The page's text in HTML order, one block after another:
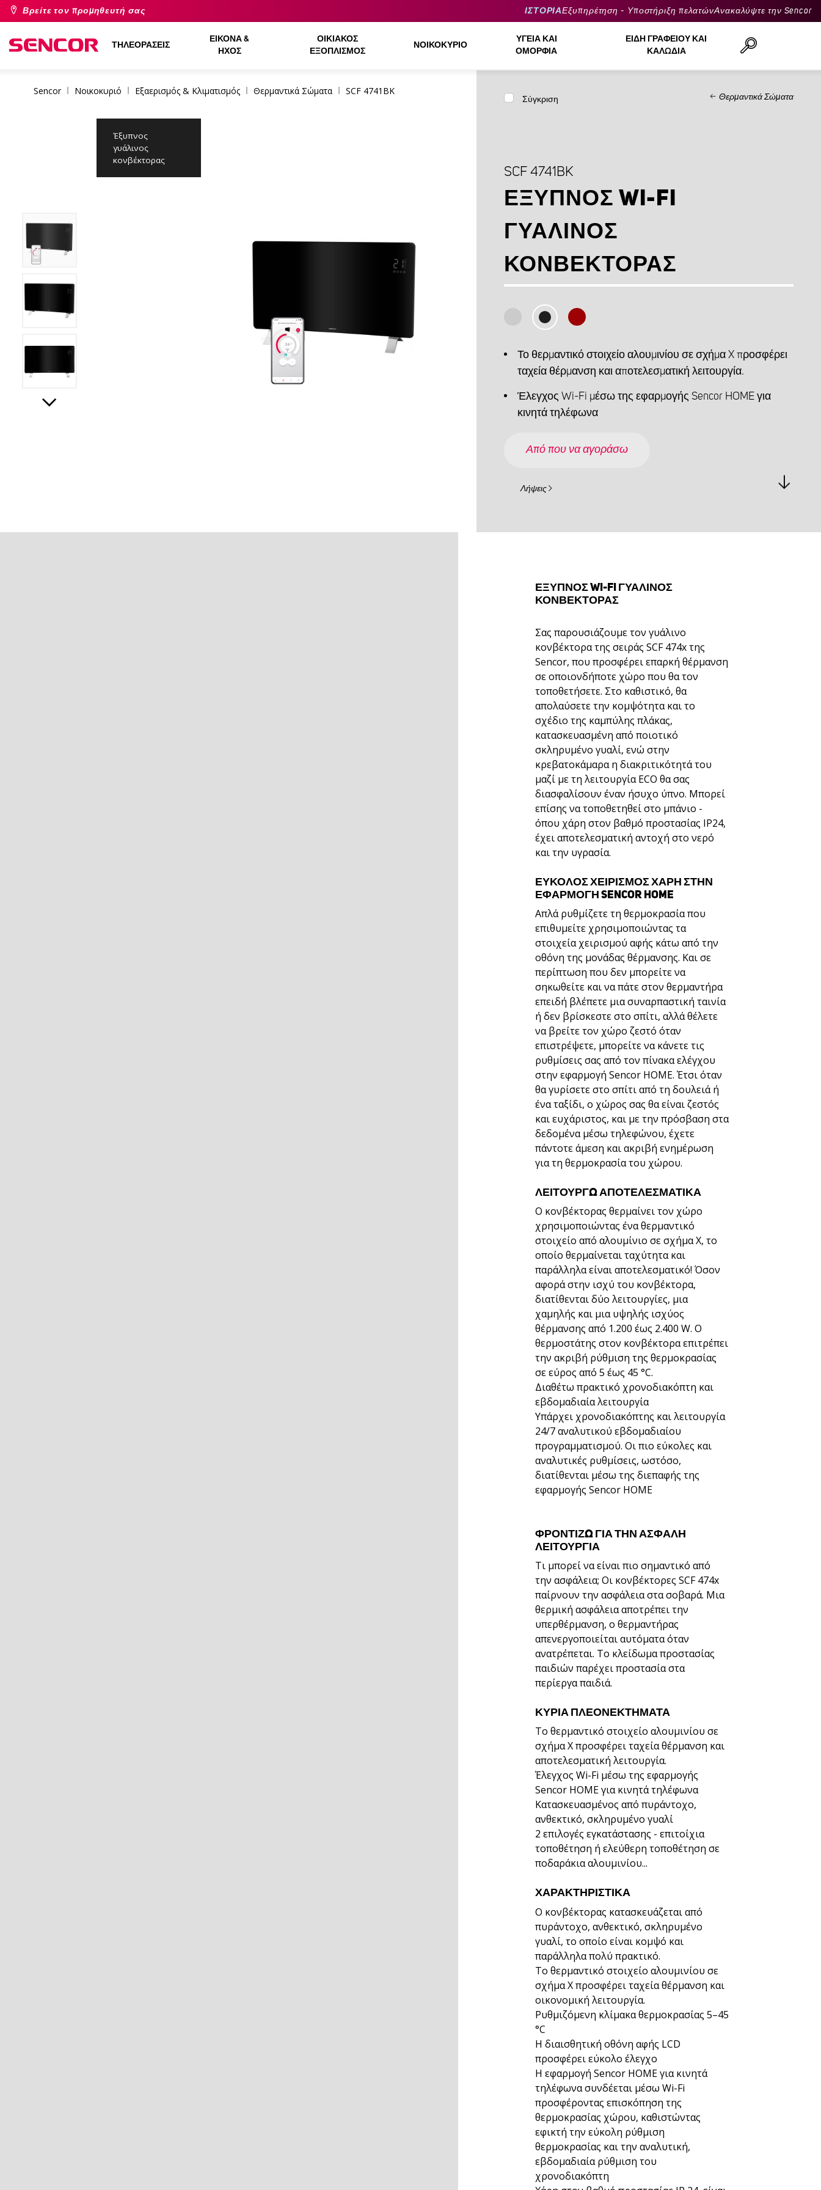
Βρείτε τον προμηθευτή σας ΙΣΤΟΡΙΑΕξυπηρέτηση - Υποστήριξη πελατώνΑνακαλύψτε την Sencor
ΤΗΛΕΟΡΆΣΕΙΣ
ΕΙΚΌΝΑ &
ΉΧΟΣ
ΟΙΚΙΑΚΌΣ
ΕΞΟΠΛΙΣΜΌΣ
ΝΟΙΚΟΚΥΡΙΌ
ΥΓΕΊΑ ΚΑΙ
ΟΜΟΡΦΙΆ
ΕΊΔΗ ΓΡΑΦΕΊΟΥ ΚΑΙ
ΚΑΛΏΔΙΑ
Sencor Νοικοκυριό Εξαερισμός & Κλιματισμός Θερμαντικά Σώματα SCF 4741BK
Έξυπνος
γυάλινος
κονβέκτορας
Σύγκριση Θερμαντικά Σώματα
SCF 4741BK
ΈΞΥΠΝΟΣ WI-FI
ΓΥΆΛΙΝΟΣ
ΚΟΝΒΈΚΤΟΡΑΣ
Το θερμαντικό στοιχείο αλουμινίου σε σχήμα X προσφέρει
ταχεία θέρμανση και αποτελεσματική λειτουργία.
Έλεγχος Wi-Fi μέσω της εφαρμογής Sencor HOME για
κινητά τηλέφωνα
Από που να αγοράσω
Λήψεις
ΈΞΥΠΝΟΣ WI-FI ΓΥΆΛΙΝΟΣ
ΚΟΝΒΈΚΤΟΡΑΣ
Σας παρουσιάζουμε τον γυάλινο
κονβέκτορα της σειράς SCF 474x της
Sencor, που προσφέρει επαρκή θέρμανση
σε οποιονδήποτε χώρο που θα τον
τοποθετήσετε. Στο καθιστικό, θα
απολαύσετε την κομψότητα και το
σχέδιο της καμπύλης πλάκας,
κατασκευασμένη από ποιοτικό
σκληρυμένο γυαλί, ενώ στην
κρεβατοκάμαρα η διακριτικότητά του
μαζί με τη λειτουργία ECO θα σας
διασφαλίσουν έναν ήσυχο ύπνο. Μπορεί
επίσης να τοποθετηθεί στο μπάνιο -
όπου χάρη στον βαθμό προστασίας IP24,
έχει αποτελεσματική αντοχή στο νερό
και την υγρασία.
ΕΎΚΟΛΟΣ ΧΕΙΡΙΣΜΌΣ ΧΆΡΗ ΣΤΗΝ
ΕΦΑΡΜΟΓΉ SENCOR HOME
Απλά ρυθμίζετε τη θερμοκρασία που
επιθυμείτε χρησιμοποιώντας τα
στοιχεία χειρισμού αφής κάτω από την
οθόνη της μονάδας θέρμανσης. Και σε
περίπτωση που δεν μπορείτε να
σηκωθείτε και να πάτε στον θερμαντήρα
επειδή βλέπετε μια συναρπαστική ταινία
ή δεν βρίσκεστε στο σπίτι, αλλά θέλετε
να βρείτε τον χώρο ζεστό όταν
επιστρέψετε, μπορείτε να κάνετε τις
ρυθμίσεις σας από τον πίνακα ελέγχου
στην εφαρμογή Sencor HOME. Έτσι όταν
θα γυρίσετε στο σπίτι από τη δουλειά ή
ένα ταξίδι, ο χώρος σας θα είναι ζεστός
και ευχάριστος, και με την πρόσβαση στα
δεδομένα μέσω τηλεφώνου, έχετε
πάντοτε άμεση και ακριβή ενημέρωση
για τη θερμοκρασία του χώρου.
ΛΕΙΤΟΥΡΓΏ ΑΠΟΤΕΛΕΣΜΑΤΙΚΆ
Ο κονβέκτορας θερμαίνει τον χώρο
χρησιμοποιώντας ένα θερμαντικό
στοιχείο από αλουμίνιο σε σχήμα X, το
οποίο θερμαίνεται ταχύτητα και
παράλληλα είναι αποτελεσματικό! Όσον
αφορά στην ισχύ του κονβέκτορα,
διατίθενται δύο λειτουργίες, μια
χαμηλής και μια υψηλής ισχύος
θέρμανσης από 1.200 έως 2.400 W. Ο
θερμοστάτης στον κονβέκτορα επιτρέπει
την ακριβή ρύθμιση της θερμοκρασίας
σε εύρος από 5 έως 45 °C.
Διαθέτω πρακτικό χρονοδιακόπτη και
εβδομαδιαία λειτουργία
Υπάρχει χρονοδιακόπτης και λειτουργία
24/7 αναλυτικού εβδομαδιαίου
προγραμματισμού. Οι πιο εύκολες και
αναλυτικές ρυθμίσεις, ωστόσο,
διατίθενται μέσω της διεπαφής της
εφαρμογής Sencor HOME
ΦΡΟΝΤΊΖΩ ΓΙΑ ΤΗΝ ΑΣΦΑΛΉ
ΛΕΙΤΟΥΡΓΊΑ
Τι μπορεί να είναι πιο σημαντικό από
την ασφάλεια; Οι κονβέκτορες SCF 474x
παίρνουν την ασφάλεια στα σοβαρά. Μια
θερμική ασφάλεια αποτρέπει την
υπερθέρμανση, ο θερμαντήρας
απενεργοποιείται αυτόματα όταν
ανατρέπεται. Το κλείδωμα προστασίας
παιδιών παρέχει προστασία στα
περίεργα παιδιά.
ΚΎΡΙΑ ΠΛΕΟΝΕΚΤΉΜΑΤΑ
Το θερμαντικό στοιχείο αλουμινίου σε
σχήμα X προσφέρει ταχεία θέρμανση και
αποτελεσματική λειτουργία.
Έλεγχος Wi-Fi μέσω της εφαρμογής
Sencor HOME για κινητά τηλέφωνα
Κατασκευασμένος από πυράντοχο,
ανθεκτικό, σκληρυμένο γυαλί
2 επιλογές εγκατάστασης - επιτοίχια
τοποθέτηση ή ελεύθερη τοποθέτηση σε
ποδαράκια αλουμινίου...
ΧΑΡΑΚΤΗΡΙΣΤΙΚΆ
Ο κονβέκτορας κατασκευάζεται από
πυράντοχο, ανθεκτικό, σκληρυμένο
γυαλί, το οποίο είναι κομψό και
παράλληλα πολύ πρακτικό.
Το θερμαντικό στοιχείο αλουμινίου σε
σχήμα X προσφέρει ταχεία θέρμανση και
οικονομική λειτουργία.
Ρυθμιζόμενη κλίμακα θερμοκρασίας 5–45
°C
Η διαισθητική οθόνη αφής LCD
προσφέρει εύκολο έλεγχο
Η εφαρμογή Sencor HOME για κινητά
τηλέφωνα συνδέεται μέσω Wi-Fi
προσφέροντας επισκόπηση της
θερμοκρασίας χώρου, καθιστώντας
εφικτή την εύκολη ρύθμιση
θερμοκρασίας και την αναλυτική,
εβδομαδιαία ρύθμιση του
χρονοδιακόπτη